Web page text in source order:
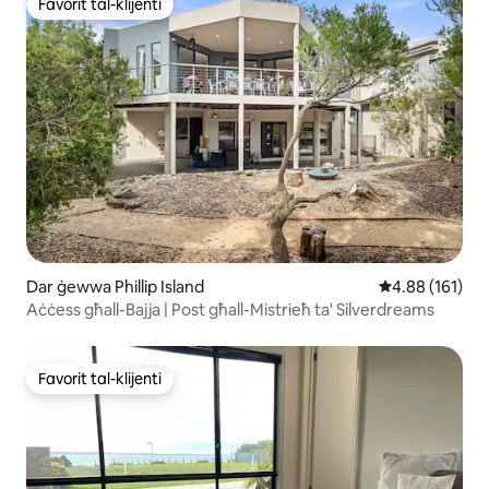
Favorit tal-klijenti
Favorit tal-klijenti
Dar ġewwa Phillip Island Rating medju
4.88 (161)
Aċċess għall-Bajja | Post għall-Mistrieħ ta' Silverdreams
Favorit tal-klijenti
Favorit tal-klijenti